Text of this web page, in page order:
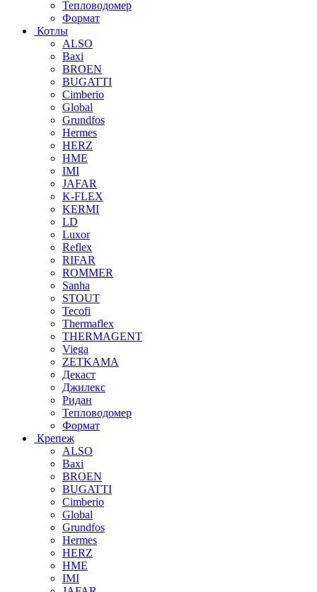
Тепловодомер
Формат
Котлы
ALSO
Baxi
BROEN
BUGATTI
Cimberio
Global
Grundfos
Hermes
HERZ
HME
IMI
JAFAR
K-FLEX
KERMI
LD
Luxor
Reflex
RIFAR
ROMMER
Sanha
STOUT
Tecofi
Thermaflex
THERMAGENT
Viega
ZETKAMA
Декаст
Джилекс
Ридан
Тепловодомер
Формат
Крепеж
ALSO
Baxi
BROEN
BUGATTI
Cimberio
Global
Grundfos
Hermes
HERZ
HME
IMI